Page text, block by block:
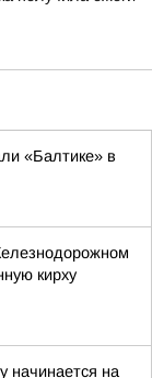
«Балтике» в
кирху
начинается на